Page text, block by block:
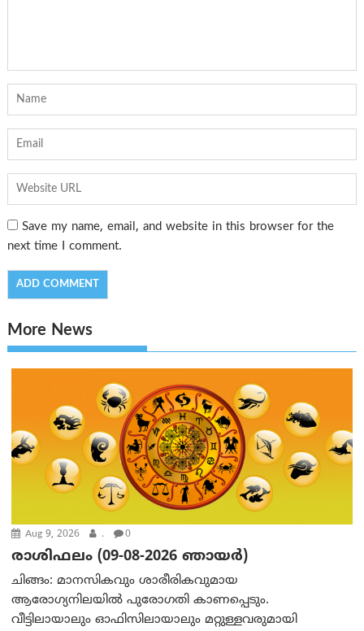
Save my name, email, and website in this browser for the
next time I comment.
More News
Aug 9, 2026 . 0
രാശിഫലം (09-08-2026 ഞായര്‍)
ചിങ്ങം: മാനസികവും ശാരീരികവുമായ
ആരോഗ്യനിലയിൽ പുരോഗതി കാണപ്പെടും.
വീട്ടിലായാലും ഓഫിസിലായാലും മറ്റുള്ളവരുമായി